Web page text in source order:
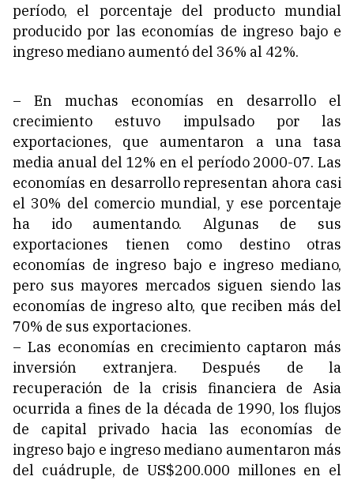
período, el porcentaje del producto mundial
producido por las economías de ingreso bajo e
ingreso mediano aumentó del 36% al 42%.
– En muchas economías en desarrollo el
crecimiento estuvo impulsado por las
exportaciones, que aumentaron a una tasa
media anual del 12% en el período 2000-07. Las
economías en desarrollo representan ahora casi
el 30% del comercio mundial, y ese porcentaje
ha ido aumentando. Algunas de sus
exportaciones tienen como destino otras
economías de ingreso bajo e ingreso mediano,
pero sus mayores mercados siguen siendo las
economías de ingreso alto, que reciben más del
70% de sus exportaciones.
– Las economías en crecimiento captaron más
inversión extranjera. Después de la
recuperación de la crisis financiera de Asia
ocurrida a fines de la década de 1990, los flujos
de capital privado hacia las economías de
ingreso bajo e ingreso mediano aumentaron más
del cuádruple, de US$200.000 millones en el